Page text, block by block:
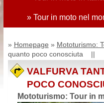
» Tour in moto nel
» Homepage » Mototurismo:
quanto poco conosciuta ||
VALFURVA
POCO
Mototurismo: Tour in